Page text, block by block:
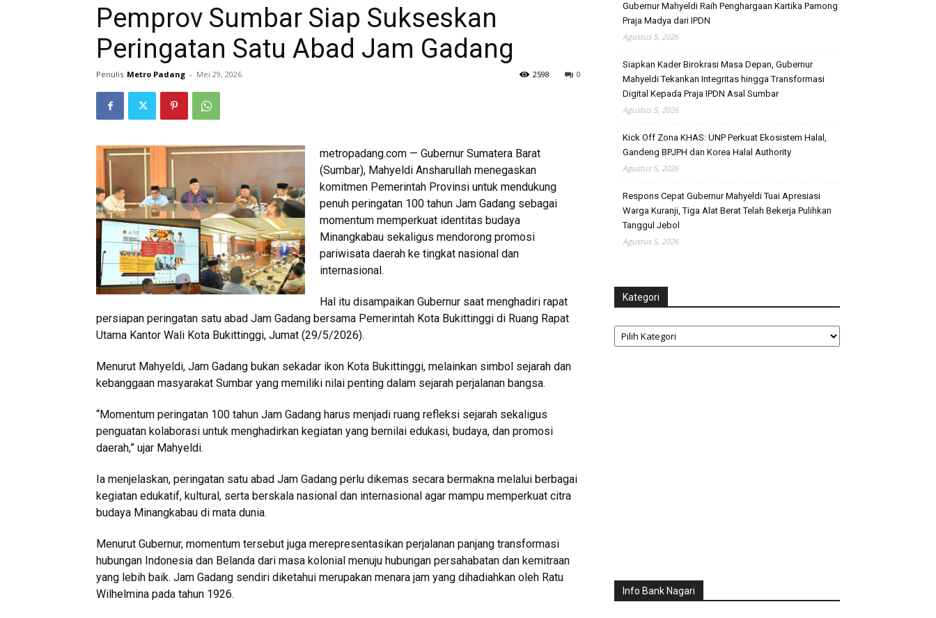
Pemprov Sumbar Siap Sukseskan
Peringatan Satu Abad Jam Gadang
Penulis Metro Padang - Mei 29, 2026 0
2598
metropadang.com — Gubernur Sumatera Barat
(Sumbar), Mahyeldi Ansharullah menegaskan
komitmen Pemerintah Provinsi untuk mendukung
penuh peringatan 100 tahun Jam Gadang sebagai
momentum memperkuat identitas budaya
Minangkabau sekaligus mendorong promosi
pariwisata daerah ke tingkat nasional dan
internasional.
Hal itu disampaikan Gubernur saat menghadiri rapat
persiapan peringatan satu abad Jam Gadang bersama Pemerintah Kota Bukittinggi di Ruang Rapat
Utama Kantor Wali Kota Bukittinggi, Jumat (29/5/2026).
Menurut Mahyeldi, Jam Gadang bukan sekadar ikon Kota Bukittinggi, melainkan simbol sejarah dan
kebanggaan masyarakat Sumbar yang memiliki nilai penting dalam sejarah perjalanan bangsa.
“Momentum peringatan 100 tahun Jam Gadang harus menjadi ruang refleksi sejarah sekaligus
penguatan kolaborasi untuk menghadirkan kegiatan yang bernilai edukasi, budaya, dan promosi
daerah,” ujar Mahyeldi.
Ia menjelaskan, peringatan satu abad Jam Gadang perlu dikemas secara bermakna melalui berbagai
kegiatan edukatif, kultural, serta berskala nasional dan internasional agar mampu memperkuat citra
budaya Minangkabau di mata dunia.
Menurut Gubernur, momentum tersebut juga merepresentasikan perjalanan panjang transformasi
hubungan Indonesia dan Belanda dari masa kolonial menuju hubungan persahabatan dan kemitraan
yang lebih baik. Jam Gadang sendiri diketahui merupakan menara jam yang dihadiahkan oleh Ratu
Wilhelmina pada tahun 1926.
Gubernur Mahyeldi Raih Penghargaan Kartika Pamong
Praja Madya dari IPDN
Agustus 5, 2026
Siapkan Kader Birokrasi Masa Depan, Gubernur
Mahyeldi Tekankan Integritas hingga Transformasi
Digital Kepada Praja IPDN Asal Sumbar
Agustus 5, 2026
Kick Off Zona KHAS: UNP Perkuat Ekosistem Halal,
Gandeng BPJPH dan Korea Halal Authority
Agustus 5, 2026
Respons Cepat Gubernur Mahyeldi Tuai Apresiasi
Warga Kuranji, Tiga Alat Berat Telah Bekerja Pulihkan
Tanggul Jebol
Agustus 5, 2026
Kategori
Kategori
Info Bank Nagari